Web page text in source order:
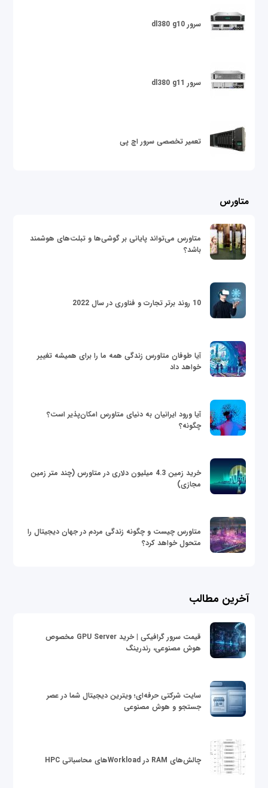
سرور dl380 g10
سرور dl380 g11
تعمیر تخصصی سرور اچ پی
متاورس
متاورس می‌تواند پایانی بر گوشی‌ها و تبلت‌های هوشمند
باشد؟
10 روند برتر تجارت و فناوری در سال 2022
آیا طوفان متاورس زندگی همه ما را برای همیشه تغییر
خواهد داد
آیا ورود ایرانیان به دنیای متاورس امکان‌پذیر است؟
چگونه؟
خرید زمین 4.3 میلیون دلاری در متاورس (چند متر زمین
مجازی)
متاورس چیست و چگونه زندگی مردم در جهان دیجیتال را
متحول خواهد کرد؟
آخرین مطالب
قیمت سرور گرافیکی | خرید GPU Server مخصوص
هوش مصنوعی، رندرینگ
سایت شرکتی حرفه‌ای؛ ویترین دیجیتال شما در عصر
جستجو و هوش مصنوعی
چالش‌های RAM در Workloadهای محاسباتی HPC